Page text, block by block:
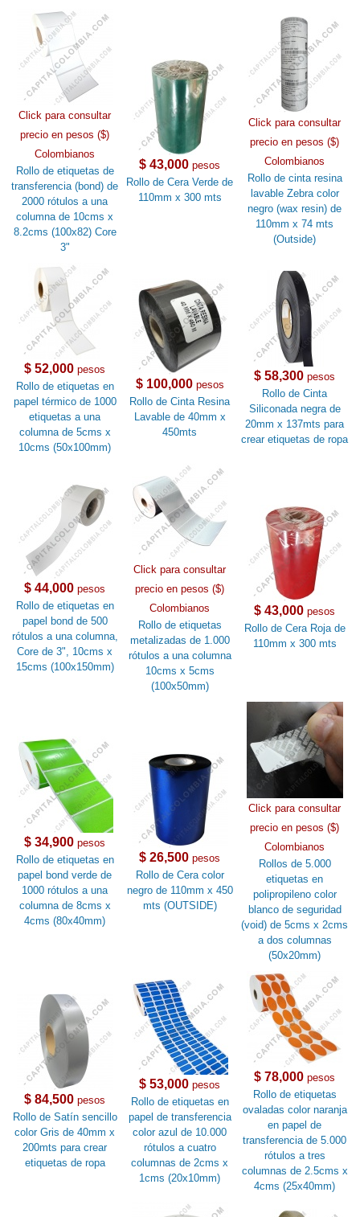
Click para consultar
precio en pesos ($)
Colombianos
Rollo de etiquetas de
transferencia (bond) de
2000 rótulos a una
columna de 10cms x
8.2cms (100x82) Core
3"
$ 43,000 pesos
Rollo de Cera Verde de
110mm x 300 mts
Click para consultar
precio en pesos ($)
Colombianos
Rollo de cinta resina
lavable Zebra color
negro (wax resin) de
110mm x 74 mts
(Outside)
$ 52,000 pesos
Rollo de etiquetas en
papel térmico de 1000
etiquetas a una
columna de 5cms x
10cms (50x100mm)
$ 100,000pesos
Rollo de Cinta Resina
Lavable de 40mm x
450mts
$ 58,300 pesos
Rollo de Cinta
Siliconada negra de
20mm x 137mts para
crear etiquetas de ropa
$ 44,000 pesos
Rollo de etiquetas en
papel bond de 500
rótulos a una columna,
Core de 3", 10cms x
15cms (100x150mm)
Click para consultar
precio en pesos ($)
Colombianos
Rollo de etiquetas
metalizadas de 1.000
rótulos a una columna
10cms x 5cms
(100x50mm)
$ 43,000 pesos
Rollo de Cera Roja de
110mm x 300 mts
$ 34,900 pesos
Rollo de etiquetas en
papel bond verde de
1000 rótulos a una
columna de 8cms x
4cms (80x40mm)
$ 26,500 pesos
Rollo de Cera color
negro de 110mm x 450
mts (OUTSIDE)
Click para consultar
precio en pesos ($)
Colombianos
Rollos de 5.000
etiquetas en
polipropileno color
blanco de seguridad
(void) de 5cms x 2cms
a dos columnas
(50x20mm)
$ 84,500 pesos
Rollo de Satín sencillo
color Gris de 40mm x
200mts para crear
etiquetas de ropa
$ 53,000 pesos
Rollo de etiquetas en
papel de transferencia
color azul de 10.000
rótulos a cuatro
columnas de 2cms x
1cms (20x10mm)
$ 78,000 pesos
Rollo de etiquetas
ovaladas color naranja
en papel de
transferencia de 5.000
rótulos a tres
columnas de 2.5cms x
4cms (25x40mm)